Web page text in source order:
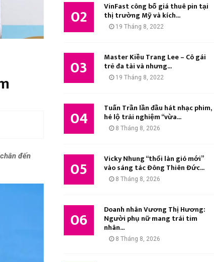
đến
02 VinFast công bố giá thuê pin tại
thị trường Mỹ và kích...
19 Tháng 8, 2022
03 Master Kiều Trang Lee – Cô gái
trẻ đa tài và nhưng...
19 Tháng 8, 2022
04 Tuấn Trần lần đầu hát nhạc phim,
hé lộ trải nghiệm “vừa...
8 Tháng 8, 2026
05 Vicky Nhung “thổi làn gió mới”
vào sáng tác Đông Thiên Đức...
8 Tháng 8, 2026
06 Doanh nhân Vương Thị Hương:
Người phụ nữ mang trái tim
nhân...
8 Tháng 8, 2026